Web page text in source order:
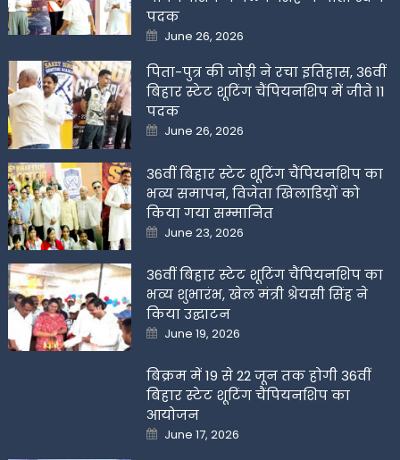
पदक
Posted
on
June 26, 2026
पिता-पुत्र की जोड़ी ने रचा इतिहास, 36वीं
बिहार स्टेट शूटिंग चैंपियनशिप में जीते 11
पदक
Posted
on
June 26, 2026
36वीं बिहार स्टेट शूटिंग चैंपियनशिप का
भव्य समापन, विजेता खिलाडिय़ों को
किया गया सम्मानित
Posted
on
June 23, 2026
36वीं बिहार स्टेट शूटिंग चैंपियनशिप का
भव्य शुभारंभ, खेल मंत्री श्रेयसी सिंह ने
किया उद्घाटन
Posted
on
June 19, 2026
बिक्रम में 19 से 22 जून तक होगी 36वीं
बिहार स्टेट शूटिंग चैंपियनशिप का
आयोजन
Posted
on
June 17, 2026